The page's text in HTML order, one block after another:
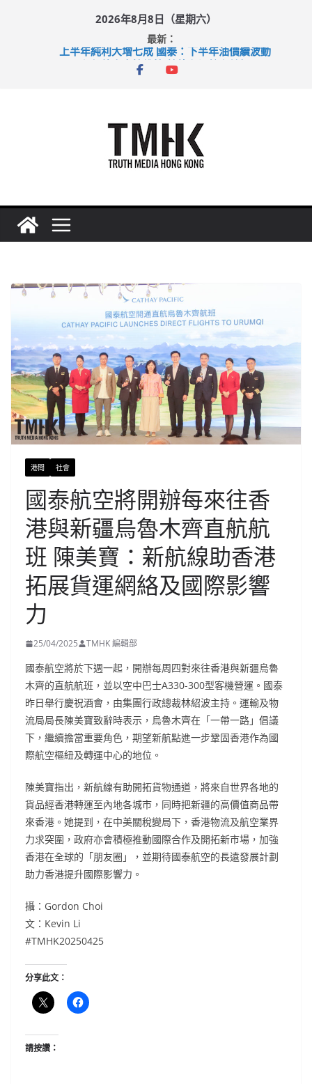
2026年8月8日（星期六）
最新：
上半年純利大增七成 國泰：下半年油價續波動
拜仁熱身賽挫維拉 啟德主場館奪錦標
港聞 社會
國泰航空將開辦每來往香
港與新疆烏魯木齊直航航
班 陳美寶：新航線助香港
拓展貨運網絡及國際影響
力
25/04/2025 TMHK 編輯部
國泰航空將於下週一起，開辦每周四對來往香港與新疆烏魯
木齊的直航航班，並以空中巴士A330-300型客機營運。國泰
昨日舉行慶祝酒會，由集團行政總裁林紹波主持。運輸及物
流局局長陳美寶致辭時表示，烏魯木齊在「一帶一路」倡議
下，繼續擔當重要角色，期望新航點進一步鞏固香港作為國
際航空樞紐及轉運中心的地位。
陳美寶指出，新航線有助開拓貨物通道，將來自世界各地的
貨品經香港轉運至內地各城市，同時把新疆的高價值商品帶
來香港。她提到，在中美關稅變局下，香港物流及航空業界
力求突圍，政府亦會積極推動國際合作及開拓新市場，加強
香港在全球的「朋友圈」，並期待國泰航空的長遠發展計劃
助力香港提升國際影響力。
攝：Gordon Choi
文：Kevin Li
#TMHK20250425
分享此文：
請按讚：